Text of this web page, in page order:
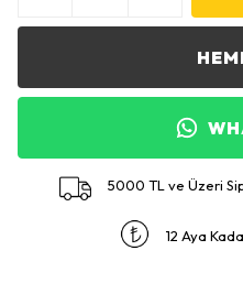
5000 TL ve Üzeri
12 Aya